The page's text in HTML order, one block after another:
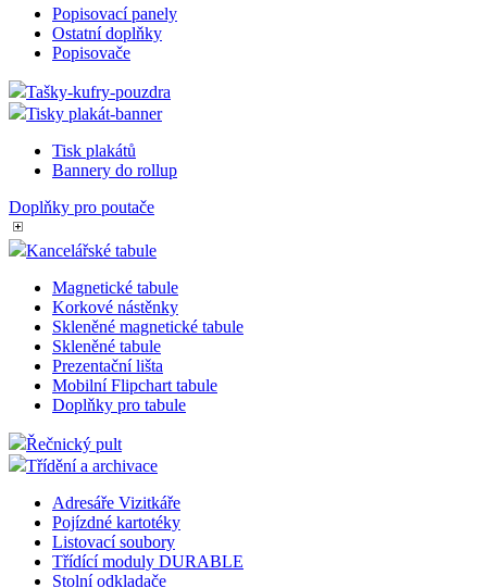
Popisovací panely
Ostatní doplňky
Popisovače
Tašky-kufry-pouzdra
Tisky plakát-banner
Tisk plakátů
Bannery do rollup
Doplňky pro poutače
Kancelářské tabule
Magnetické tabule
Korkové nástěnky
Skleněné magnetické tabule
Skleněné tabule
Prezentační lišta
Mobilní Flipchart tabule
Doplňky pro tabule
Řečnický pult
Třídění a archivace
Adresáře Vizitkáře
Pojízdné kartotéky
Listovací soubory
Třídící moduly DURABLE
Stolní odkladače